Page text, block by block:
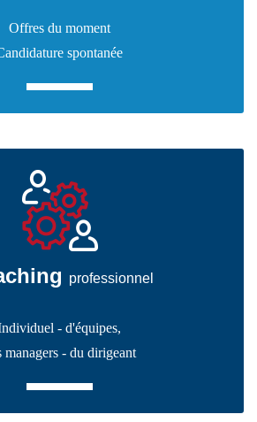
Offres du moment
spontanée
professionnel
- d'équipes,
managers - du dirigeant